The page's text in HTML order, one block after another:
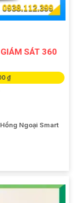
SÁT 360
₫
Ngoại Smart